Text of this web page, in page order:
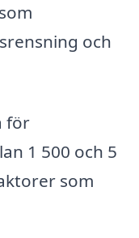
och
för
1 500 och 5
som